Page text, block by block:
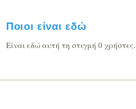
Ποιοι είναι εδώ
Είναι εδώ αυτή τη στιγμή 0 χρήστες.